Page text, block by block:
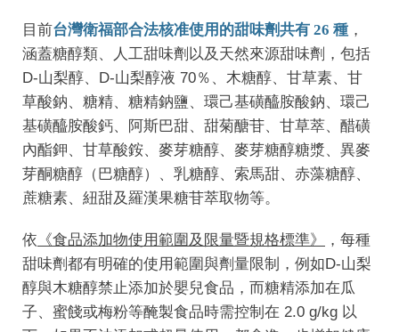
目前台灣衛福部合法核准使用的甜味劑共有 26 種 ，
涵蓋糖醇類、人工甜味劑以及天然來源甜味劑，包括
D-山梨醇、D-山梨醇液 70％、木糖醇、甘草素、甘
草酸鈉、糖精、糖精鈉鹽、環己基磺醯胺酸鈉、環己
基磺醯胺酸鈣、阿斯巴甜、甜菊醣苷、甘草萃、醋磺
內酯鉀、甘草酸銨、麥芽糖醇、麥芽糖醇糖漿、異麥
芽酮糖醇（巴糖醇）、乳糖醇、索馬甜、赤藻糖醇、
蔗糖素、紐甜及羅漢果糖苷萃取物等。
依 《食品添加物使用範圍及限量暨規格標準》
，每種
甜味劑都有明確的使用範圍與劑量限制，例如D-山梨
醇與木糖醇禁止添加於嬰兒食品，而糖精添加在瓜
子、蜜餞或梅粉等醃製食品時需控制在 2.0 g/kg 以